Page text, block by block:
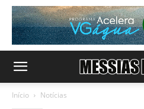
Início Notícias